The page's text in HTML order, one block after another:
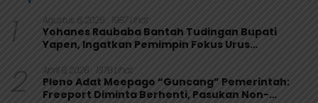
1 Agustus 6, 2026 1987 Lihat
Yohanes Raubaba Bantah Tudingan Bupati
Yapen, Ingatkan Pemimpin Fokus Urus
2 April 9, 2026 1376 Lihat
Pleno Adat Meepago “Guncang” Pemerintah:
Freeport Diminta Berhenti, Pasukan Non-